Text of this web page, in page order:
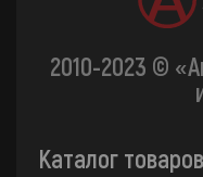
2010-2023 ©
Каталог товаров